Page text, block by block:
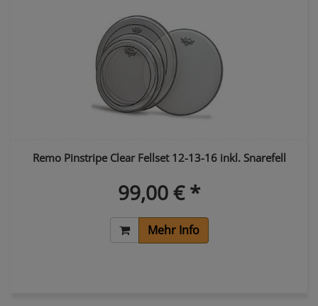
Remo Pinstripe Clear Fellset 12-13-16 inkl. Snarefell
99,00 € *
Mehr Info